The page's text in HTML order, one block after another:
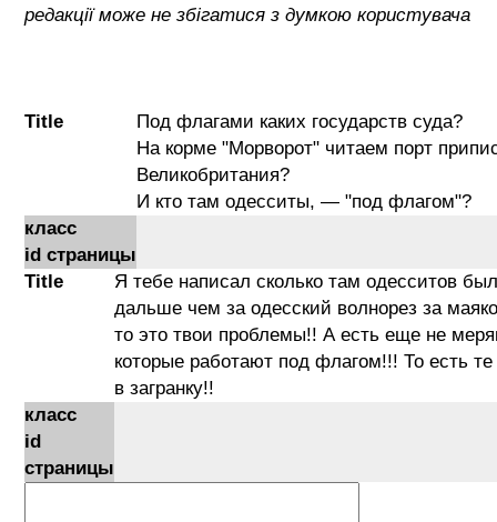
редакції може не збігатися з думкою користувача
Title
Под флагами каких государств суда?
На корме "Морворот" читаем порт
Великобритания?
И кто там одесситы, — "под флагом"?
класс
id страницы
Title
Я тебе написал сколько там одесситов
дальше чем за одесский волнорез за
то это твои проблемы!! А есть еще не
которые работают под флагом!!! То есть те
в загранку!!
класс
id
страницы